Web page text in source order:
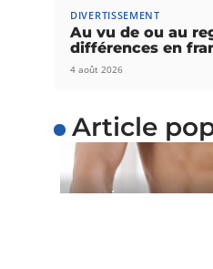
DIVERTISSEMENT
Au vu de ou au
différences en
4 août 2026
Article
SANTÉ